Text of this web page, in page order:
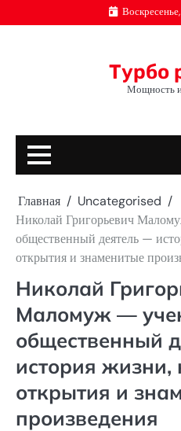
к
Турбо
Мощность
Главная
Uncategorised
Николай Григорьевич
общественный деятель —
открытия и знаменитые
Николай
Маломуж —
общественный
история жизни,
открытия и
произведения